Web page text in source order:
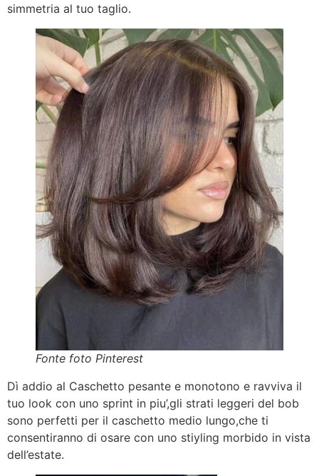
simmetria al tuo taglio.
Fonte foto Pinterest
Dì addio al Caschetto pesante e monotono e ravviva il
tuo look con uno sprint in piu’,gli strati leggeri del bob
sono perfetti per il caschetto medio lungo,che ti
consentiranno di osare con uno stiyling morbido in vista
dell’estate.